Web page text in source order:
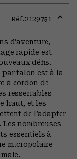
Réf.2129751
d’aventure,
rapide est
défis.
pantalon est à la
à cordon de
resserrables
haut, et les
de l’adapter
nombreuses
essentiels à
micropolaire